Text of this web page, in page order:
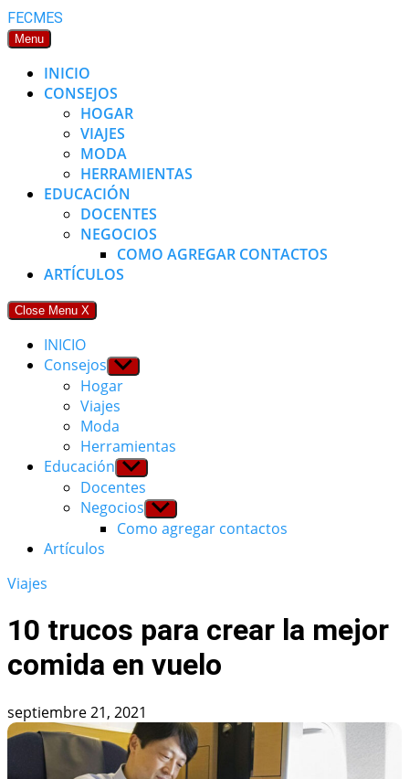
Skip
to
FECMES
Menu
INICIO
CONSEJOS
HOGAR
VIAJES
MODA
HERRAMIENTAS
EDUCACIÓN
DOCENTES
NEGOCIOS
COMO AGREGAR CONTACTOS
ARTÍCULOS
Close Menu X
INICIO
Consejos Show
sub
menu
Hogar
Viajes
Moda
Herramientas
Educación Show
sub
menu
Docentes
Negocios Show
sub
menu
Como agregar contactos
Artículos
Viajes
10 trucos para crear la mejor
comida en vuelo
septiembre 21, 2021